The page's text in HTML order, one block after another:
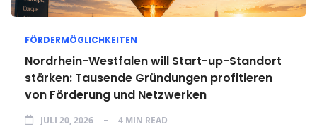
FÖRDERMÖGLICHKEITEN
Nordrhein-Westfalen will Start-up-Standort
stärken: Tausende Gründungen profitieren
von Förderung und Netzwerken
JULI 20, 2026 4 MIN READ